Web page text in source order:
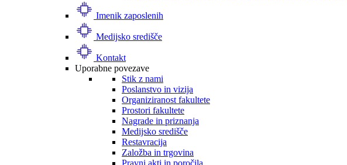
Imenik zaposlenih
Medijsko središče
Kontakt
Uporabne povezave
Stik z nami
Poslanstvo in vizija
Organiziranost fakultete
Prostori fakultete
Nagrade in priznanja
Medijsko središče
Restavracija
Založba in trgovina
Pravni akti in poročila